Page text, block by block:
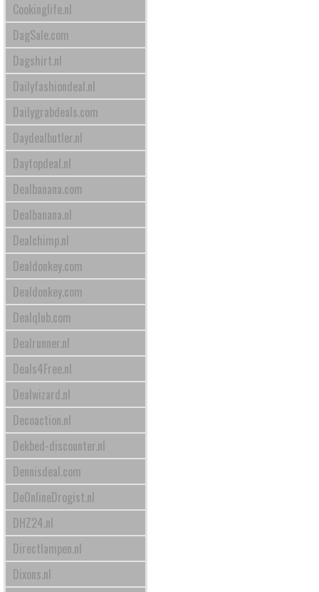
Cookinglife.nl
DagSale.com
Dagshirt.nl
Dailyfashiondeal.nl
Dailygrabdeals.com
Daydealbutler.nl
Daytopdeal.nl
Dealbanana.com
Dealbanana.nl
Dealchimp.nl
Dealdonkey.com
Dealdonkey.com
Dealqlub.com
Dealrunner.nl
Deals4Free.nl
Dealwizard.nl
Decoaction.nl
Dekbed-discounter.nl
Dennisdeal.com
DeOnlineDrogist.nl
DHZ24.nl
Directlampen.nl
Dixons.nl